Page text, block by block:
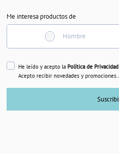
Me interesa productos de
Hombre
He leído y acepto la Política de Privacidad
Acepto recibir novedades y